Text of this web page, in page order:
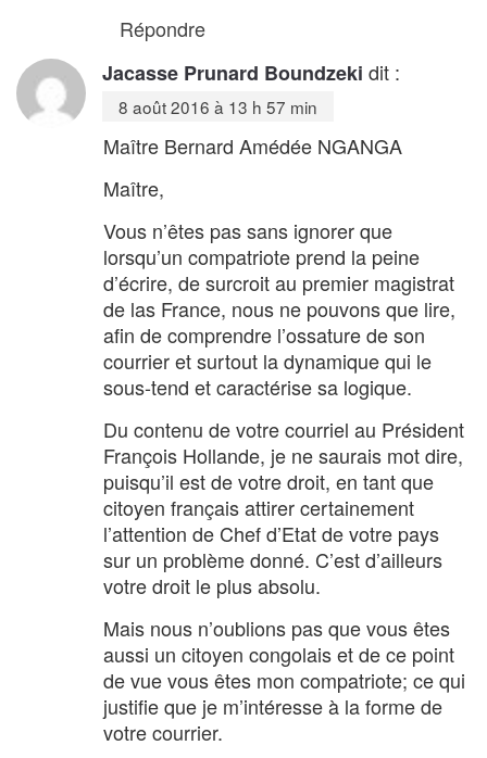
Répondre
Jacasse Prunard Boundzeki dit :
8 août 2016 à 13 h 57 min
Maître Bernard Amédée NGANGA
Maître,
Vous n’êtes pas sans ignorer que
lorsqu’un compatriote prend la peine
d’écrire, de surcroit au premier magistrat
de las France, nous ne pouvons que lire,
afin de comprendre l’ossature de son
courrier et surtout la dynamique qui le
sous-tend et caractérise sa logique.
Du contenu de votre courriel au Président
François Hollande, je ne saurais mot dire,
puisqu’il est de votre droit, en tant que
citoyen français attirer certainement
l’attention de Chef d’Etat de votre pays
sur un problème donné. C’est d’ailleurs
votre droit le plus absolu.
Mais nous n’oublions pas que vous êtes
aussi un citoyen congolais et de ce point
de vue vous êtes mon compatriote; ce qui
justifie que je m’intéresse à la forme de
votre courrier.